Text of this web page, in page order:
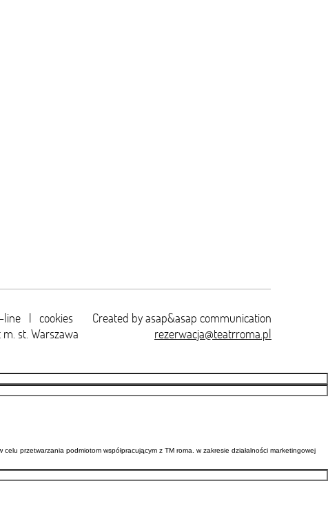
line | cookies
st. Warszawa
Created byasap&asap communication
rezerwacja@teatrroma.pl
przetwarzania podmiotom współpracującym z TM roma. w zakresie działalności marketingowej